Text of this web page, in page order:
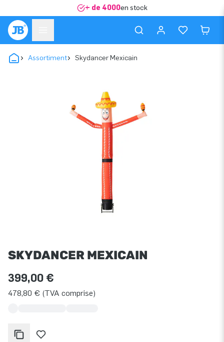
+ de 4000en stock
Assortiment Skydancer Mexicain
SKYDANCER MEXICAIN
399,00 €
478,80 € (TVA comprise)